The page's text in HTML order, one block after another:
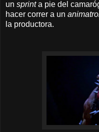
un sprinta pie del
hacer correr a un
la productora.